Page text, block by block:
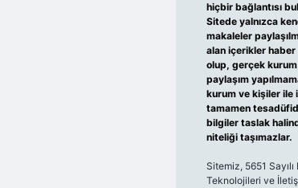
hiçbir bağlantısı
Sitede yalnızca
makaleler
alan içerikler
olup, gerçek
paylaşım
kurum ve kişiler ile
tamamen
bilgiler taslak
niteliği taşımazlar.
Sitemiz, 5651
Teknolojileri ve